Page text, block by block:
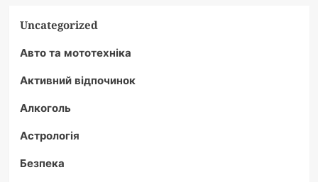
Uncategorized
Авто та мототехніка
Активний відпочинок
Алкоголь
Астрологія
Безпека